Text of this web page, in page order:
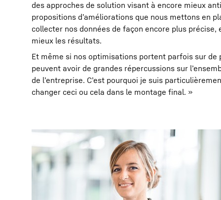
des approches de solution visant à encore mieux
propositions d’améliorations que nous mettons en
collecter nos données de façon encore plus précise,
mieux les résultats.
Et même si nos optimisations portent parfois sur de
peuvent avoir de grandes répercussions sur
de l’entreprise. C’est pourquoi je suis
changer ceci ou cela dans le montage final. »